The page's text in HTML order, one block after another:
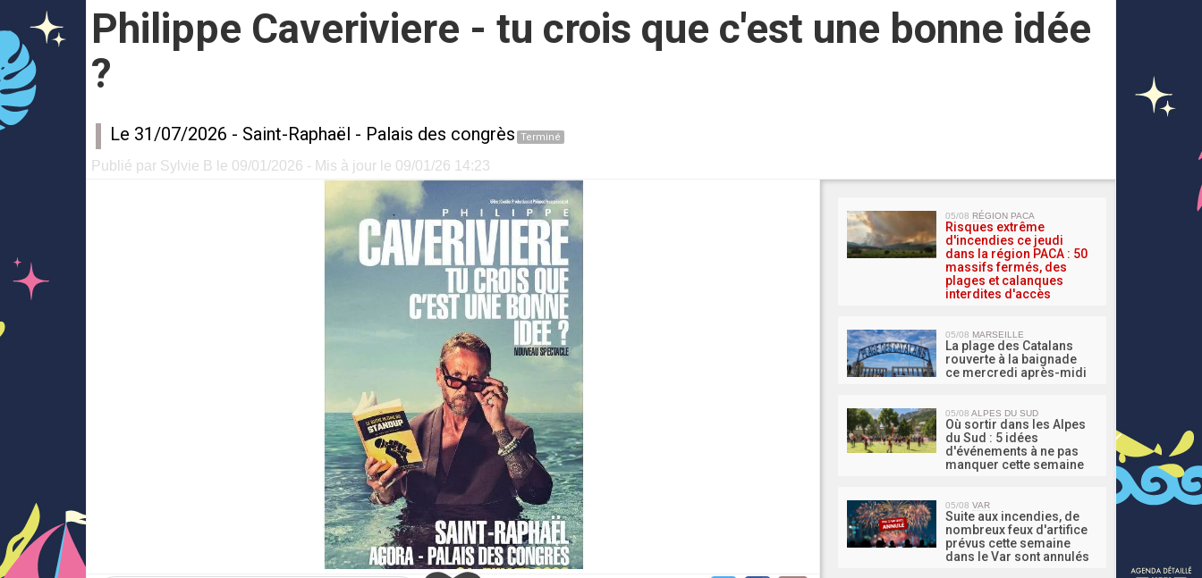
Philippe Caveriviere - tu crois que c'est une bonne idée
?
Le 31/07/2026 - Saint-Raphaël - Palais des congrès Terminé
Publié par Sylvie B le 09/01/2026 - Mis à jour le 09/01/26 14:23
05/08 RÉGION PACA
Risques extrême
d'incendies ce jeudi
dans la région PACA : 50
massifs fermés, des
plages et calanques
interdites d'accès
05/08 MARSEILLE
La plage des Catalans
rouverte à la baignade
ce mercredi après-midi
05/08 ALPES DU SUD
Où sortir dans les Alpes
du Sud : 5 idées
d'événements à ne pas
manquer cette semaine
05/08 VAR
Suite aux incendies, de
nombreux feux d'artifice
prévus cette semaine
dans le Var sont annulés